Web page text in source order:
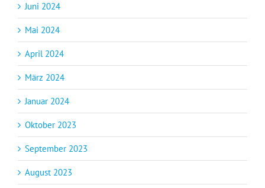
Juni 2024
Mai 2024
April 2024
März 2024
Januar 2024
Oktober 2023
September 2023
August 2023